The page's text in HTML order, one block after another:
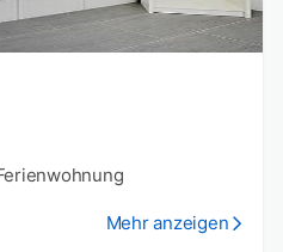
Mehr anzeigen